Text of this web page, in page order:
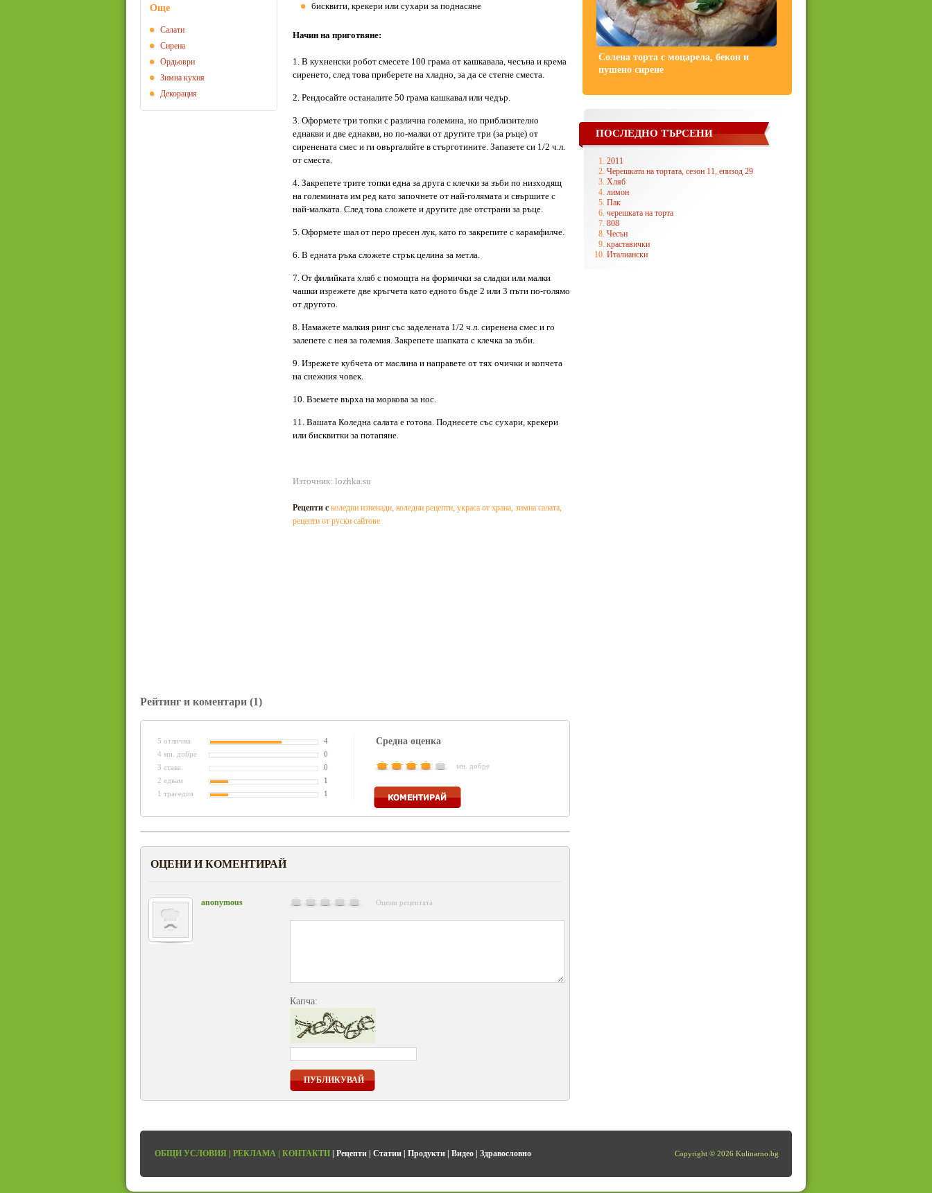
бисквити, крекери или сухари за поднасяне
Начин на приготвяне:
1. В кухненски робот смесете 100 грама от кашкавала, чесъна и крема
сиренето, след това приберете на хладно, за да се стегне сместа.
2. Рендосайте останалите 50 грама кашкавал или чедър.
3. Оформете три топки с различна големина, но приблизително
еднакви и две еднакви, но по-малки от другите три (за ръце) от
сиренената смес и ги овъргаляйте в стърготините. Запазете си 1/2 ч.л.
от сместа.
4. Закрепете трите топки една за друга с клечки за зъби по низходящ
на големината им ред като започнете от най-голямата и свършите с
най-малката. След това сложете и другите две отстрани за ръце.
5. Оформете шал от перо пресен лук, като го закрепите с карамфилче.
6. В едната ръка сложете стрък целина за метла.
7. От филийката хляб с помощта на формички за сладки или малки
чашки изрежете две кръгчета като едното бъде 2 или 3 пъти по-голямо
от другото.
8. Намажете малкия ринг със заделената 1/2 ч.л. сиренена смес и го
залепете с нея за големия. Закрепете шапката с клечка за зъби.
9. Изрежете кубчета от маслина и направете от тях очички и копчета
на снежния човек.
10. Вземете върха на моркова за нос.
11. Вашата Коледна салата е готова. Поднесете със сухари, крекери
или бисквитки за потапяне.
Източник: lozhka.su
Рецепти с коледни изненади, коледни рецепти, украса от храна, зимна салата,
рецепти от руски сайтове
Още
Салати
Сирена
Ордьоври
Зимна кухня
Декорация
Рейтинг и коментари (1)
5 отлична
4
4 мн. добре
0
3 става
0
2 едвам
1
1 трагедия
1
Средна оценка
мн. добре
ОЦЕНИ И КОМЕНТИРАЙ
anonymous Оцени рецептата
Капча:
ПУБЛИКУВАЙ
Солена торта с моцарела, бекон и
пушено сирене
ПОСЛЕДНО ТЪРСЕНИ
2011
Черешката на тортата, сезон 11, епизод 29
Хляб
лимон
Пак
черешката на торта
808
Чесън
краставички
Италиански
ОБЩИ УСЛОВИЯ | РЕКЛАМА | КОНТАКТИ | Рецепти | Статии | Продукти | Видео | Здравословно Copyright © 2026 Kulinarno.bg